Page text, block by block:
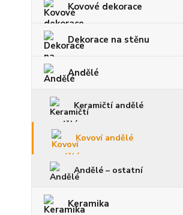
Kovové dekorace
Dekorace na stěnu
Andělé
Keramičtí andělé
Kovoví andělé
Andělé – ostatní
Keramika